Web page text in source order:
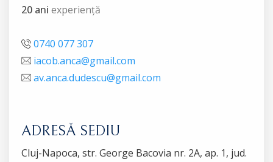
20 ani experiență
0740 077 307
iacob.anca@gmail.com
av.anca.dudescu@gmail.com
ADRESĂ SEDIU
Cluj-Napoca, str. George Bacovia nr. 2A, ap. 1, jud.